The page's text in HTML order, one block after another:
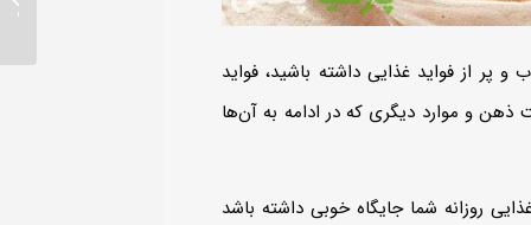
از فواید غذایی داشته باشید، فواید
و موارد دیگری که در ادامه به آن‌ها
روزانه شما جایگاه خوبی داشته باشد
را